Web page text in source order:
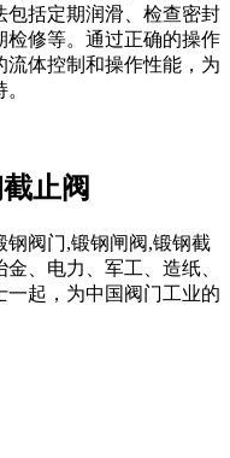
包括定期润滑、检查密封
检修等。通过正确的操作
体控制和操作性能，为
止阀
阀门,锻钢闸阀,锻钢截
、电力、军工、造纸、
一起，为中国阀门工业的